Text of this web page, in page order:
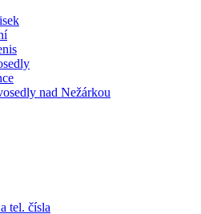
nad Nežárkou
tel. čísla